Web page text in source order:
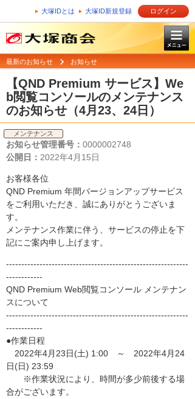
大塚IDとは 大塚ID新規登録 ログイン
最新のお知らせ お知らせ
【QND Premium サービス】We
b閲覧コンソールのメンテナンス
のお知らせ（4月23、24日）
メンテナンス
お知らせ管理番号： 0000002748
公開日： 2022年4月15日
お客様各位
QND Premium 年間バージョンアップサービス
をご利用いただき、誠にありがとうございま
す。
メンテナンス作業に伴う、サービスの停止を下
記にご案内申し上げます。
------------------------------------------------------------
------------
QND Premium Web閲覧コンソール メンテナン
スについて
------------------------------------------------------------
------------
●作業日程
2022年4月23日(土) 1:00 ～ 2022年4月24
日(日) 23:59
※作業状況により、時間が多少前後する場
合がございます。